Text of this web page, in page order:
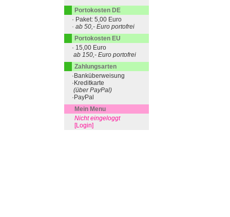
Portokosten DE
· Paket: 5,00 Euro
· ab 50,- Euro portofrei
Portokosten EU
· 15,00 Euro
ab 150,- Euro portofrei
Zahlungsarten
·Banküberweisung
·Kreditkarte
(über PayPal)
·PayPal
Mein Menu
Nicht eingeloggt
[Login]